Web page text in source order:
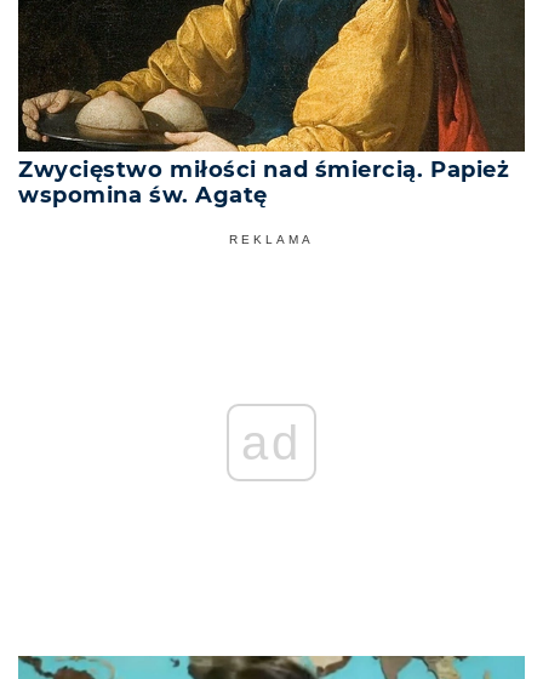
Zwycięstwo miłości nad śmiercią. Papież
wspomina św. Agatę
REKLAMA
ad